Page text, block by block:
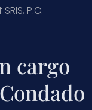
P.C. –
cargo